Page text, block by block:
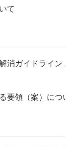
て
消ガイドライン」
要領（案）につい